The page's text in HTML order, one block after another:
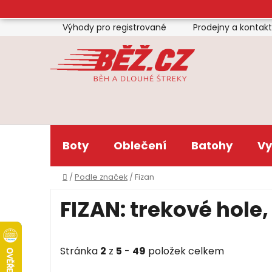
na
obsah
Výhody pro registrované Prodejny a
Boty Oblečení Batohy
Domů
/ Podle značek / Fizan
FIZAN: trekové hole
Stránka 2 z 5 - 49 položek celkem